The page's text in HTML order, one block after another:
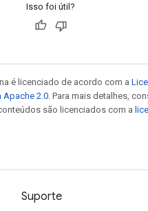
Isso foi útil?
é licenciado de acordo com a
Apache 2.0 . Para mais detalhes,
são licenciados com a
Suporte